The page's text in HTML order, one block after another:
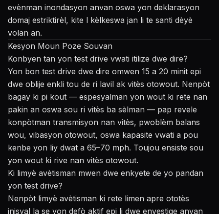
evènman inondasyon anvan oswa yon deklarasyon
domaj estriktirèl, kite l kèlkeswa jan li te santi dèyè
volan an.
Kesyon Moun Poze Souvan
Konbyen tan yon test drive vwati itilize dwe dire?
Yon bon test drive dwe dire omwen 15 a 20 minit epi
dwe oblije enkli tou de ri lavil ak vitès otowout. Nenpòt
bagay ki pi kout — espesyalman yon wout ki rete nan
pakin an oswa sou ri vitès ba sèlman — pap revele
konpòtman transmisyon nan vitès, pwoblèm balans
wou, vibasyon otowout, oswa kapasite vwati a pou
kenbe yon liy dwat a 65–70 mph. Toujou ensiste sou
yon wout ki rive nan vitès otowout.
Ki limyè avètisman mwen dwe enkyete de yo pandan
yon test drive?
Nenpòt limyè avètisman ki rete limen apre ototès
inisyal la se yon defò aktif epi li dwe envestige anvan